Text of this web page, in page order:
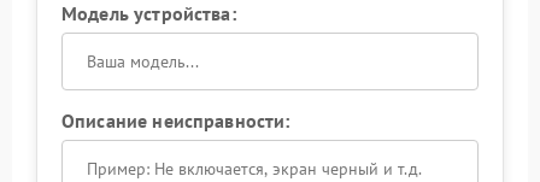
Модель устройства:
Описание неисправности: